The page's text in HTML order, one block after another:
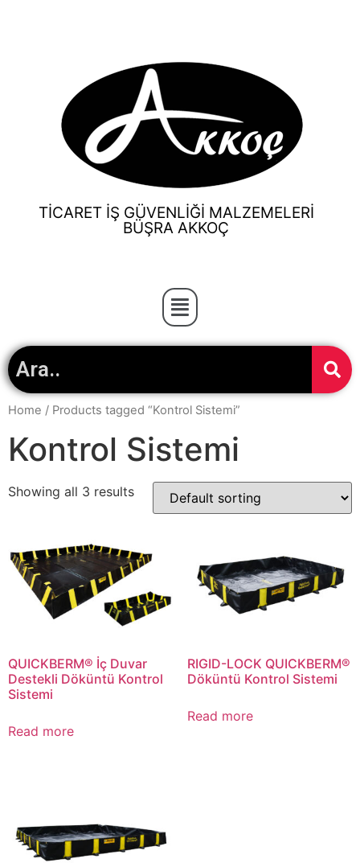
TİCARET İŞ GÜVENLİĞİ MALZEMELERİ
BÜŞRA AKKOÇ
Home / Products tagged “Kontrol Sistemi”
Kontrol Sistemi
Showing all 3 results
QUICKBERM® İç Duvar
Destekli Döküntü Kontrol
Sistemi
Read more
RIGID-LOCK QUICKBERM®
Döküntü Kontrol Sistemi
Read more